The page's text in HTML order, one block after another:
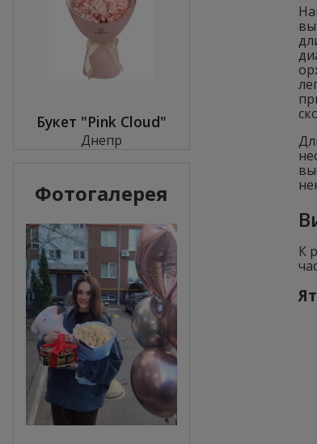
К
Букет "Pink Cloud"
Днепр
Фотогалерея